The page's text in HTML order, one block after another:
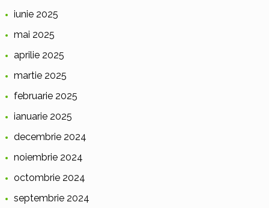
iunie 2025
mai 2025
aprilie 2025
martie 2025
februarie 2025
ianuarie 2025
decembrie 2024
noiembrie 2024
octombrie 2024
septembrie 2024